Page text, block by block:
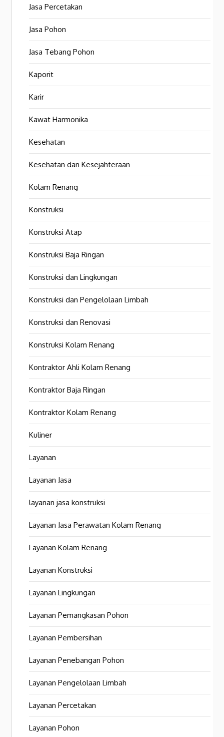
Jasa Percetakan
Jasa Pohon
Jasa Tebang Pohon
Kaporit
Karir
Kawat Harmonika
Kesehatan
Kesehatan dan Kesejahteraan
Kolam Renang
Konstruksi
Konstruksi Atap
Konstruksi Baja Ringan
Konstruksi dan Lingkungan
Konstruksi dan Pengelolaan Limbah
Konstruksi dan Renovasi
Konstruksi Kolam Renang
Kontraktor Ahli Kolam Renang
Kontraktor Baja Ringan
Kontraktor Kolam Renang
Kuliner
Layanan
Layanan Jasa
layanan jasa konstruksi
Layanan Jasa Perawatan Kolam Renang
Layanan Kolam Renang
Layanan Konstruksi
Layanan Lingkungan
Layanan Pemangkasan Pohon
Layanan Pembersihan
Layanan Penebangan Pohon
Layanan Pengelolaan Limbah
Layanan Percetakan
Layanan Pohon